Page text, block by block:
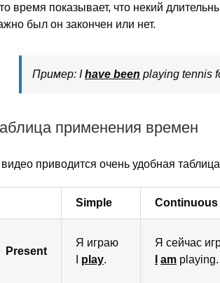
время показывает, что некий
был он закончен или нет.
Пример: Ihave been playing tennis
применения времен
приводится очень удобная
Simple Continuous
Present
Я играю
play.
Я сейчас
am playing.